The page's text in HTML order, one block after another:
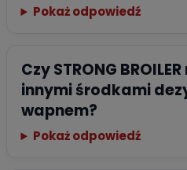
Pokaż odpowiedź
Czy STRONG
innymi środkami
wapnem?
Pokaż odpowiedź